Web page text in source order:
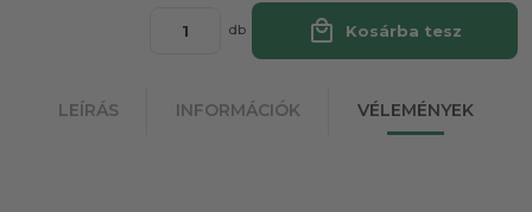
db local_mall Kosárba tesz
LEÍRÁS INFORMÁCIÓK VÉLEMÉNYEK